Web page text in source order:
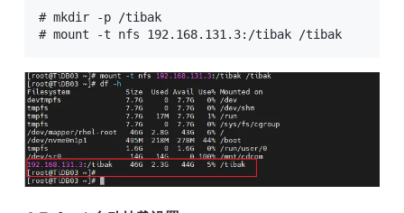
# mkdir -p /tibak
# mount -t nfs 192.168.131.3:/tibak /tibak